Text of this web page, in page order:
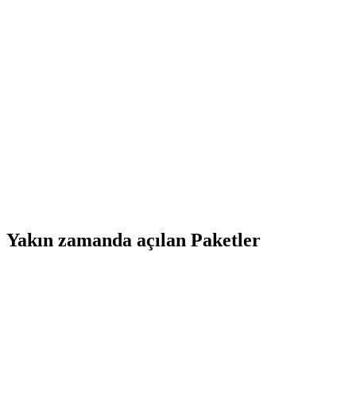
Yakın zamanda açılan Paketler